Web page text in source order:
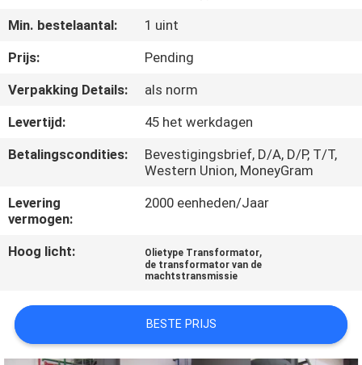
KWALITEITSCONTROLE
CONTACTEER
NIEUWS
VERZOEK
CITAAT
SITEMAP
Min. bestelaantal:
1 uint
Prijs:
Pending
Verpakking Details:
als norm
Levertijd:
45 het werkdagen
Betalingscondities:
Bevestigingsbrief, D/A, D/P, T/T,
Western Union, MoneyGram
Levering
vermogen:
2000 eenheden/Jaar
Hoog licht: Olietype Transformator,
de transformator van de
machtstransmissie
BESTE PRIJS